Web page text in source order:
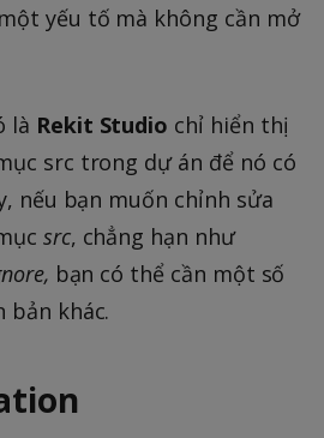
yếu tố mà không cần mở
là Rekit Studio chỉ hiển thị
src trong dự án để nó có
nếu bạn muốn chỉnh sửa
src, chẳng hạn như
bạn có thể cần một số
bản khác.